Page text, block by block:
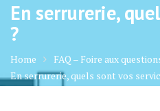
En serrurerie,
?
Home
FAQ – Foire aux
En serrurerie, quels sont vos